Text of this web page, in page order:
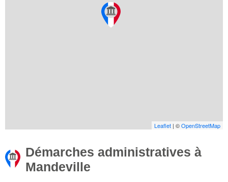
Leaflet | ©OpenStreetMap
Démarches administratives à
Mandeville